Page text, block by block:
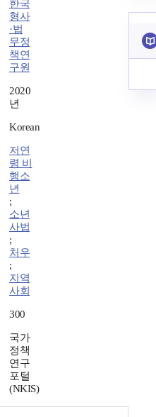
한국
형사
·법
무정
책연
구원
2020
년
Korean
저연
령 비
행소
년
;
소년
사법
;
처우
;
지역
사회
300
국가
정책
연구
포털
(NKIS)